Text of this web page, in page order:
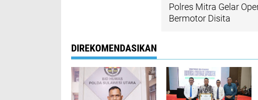
Polres Mitra Gelar
Bermotor Disita
DIREKOMENDASIKAN